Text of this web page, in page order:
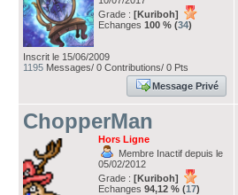
Grade : [Kuriboh]
Echanges 100 % (34)
Inscrit le 15/06/2009
1195 Messages/ 0 Contributions/ 0 Pts
Message Privé
ChopperMan
Hors Ligne
Membre Inactif depuis le
05/02/2012
Grade : [Kuriboh]
Echanges 94,12 % (17)